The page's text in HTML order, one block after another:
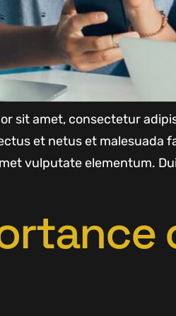
sit amet, consectetur
et netus et malesuada
vulputate elementum.